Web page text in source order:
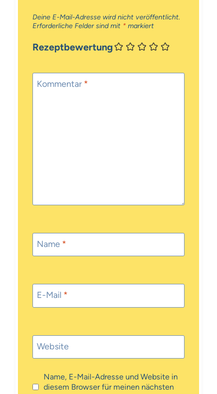
Deine E-Mail-Adresse wird nicht veröffentlicht.
Erforderliche Felder sind mit *markiert
Rezeptbewertung
Kommentar *
Name *
E-Mail *
Website
Name, E-Mail-Adresse und Website in
diesem Browser für meinen nächsten